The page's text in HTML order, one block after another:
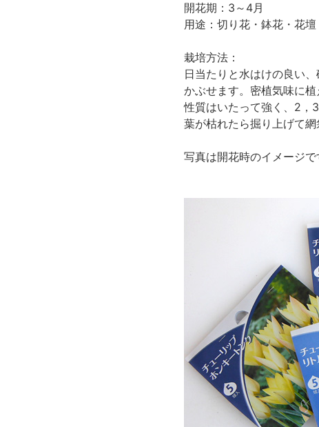
開花期：3～4月
用途：切り花・鉢花・花壇
栽培方法：
日当たりと水はけの良い
かぶせます。密植気味に植
性質はいたって強く、2，
葉が枯れたら掘り上げて網
写真は開花時のイメージで